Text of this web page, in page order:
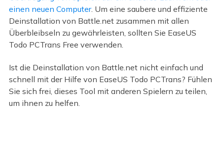
einen neuen Computer. Um eine saubere und effiziente
Deinstallation von Battle.net zusammen mit allen
Überbleibseln zu gewährleisten, sollten Sie EaseUS
Todo PCTrans Free verwenden.
Ist die Deinstallation von Battle.net nicht einfach und
schnell mit der Hilfe von EaseUS Todo PCTrans? Fühlen
Sie sich frei, dieses Tool mit anderen Spielern zu teilen,
um ihnen zu helfen.